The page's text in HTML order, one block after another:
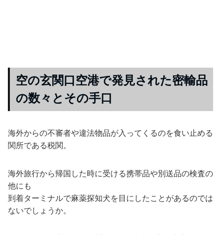
空の玄関口空港で発見された密輸品
の数々とその手口
海外からの不審者や違法物品が入ってくるのを食い止める
関所である税関。
海外旅行から帰国した時に受ける携帯品や別送品の検査の
他にも
到着ターミナルで麻薬探知犬を目にしたことがあるのでは
ないでしょうか。